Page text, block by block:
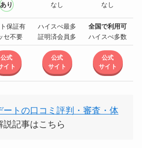
あり なし なし
保証有
セ不要
ハイスぺ最多
証明済会員多
全国で利用可
ハイスぺ多数
公式
イト
公式
サイト
公式
サイト
ートの口コミ評判・審査・体
説記事はこちら